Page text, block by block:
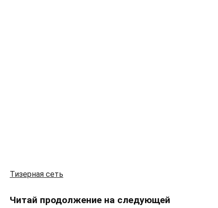
Тизерная сеть
Читай продолжение на следующей